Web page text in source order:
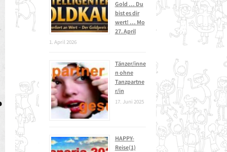
Gold … Du
bist es dir
wert! … Mo
27. April
1. April 2026
Tänzer/inne
n ohne
Tanzpartne
r/in
17. Juni 2025
HAPPY-
Reise(1)